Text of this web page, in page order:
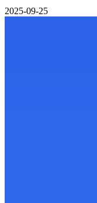
2025-09-25